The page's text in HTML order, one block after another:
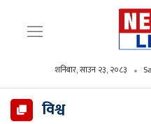
शनिबार, साउन २३, २०८३
विश्व